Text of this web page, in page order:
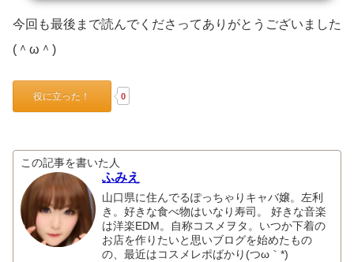
今回も最後まで読んでくださってありがとうございました
(＾ω＾)
役に立った！ 0
この記事を書いた人
ふみえ
山口県に住んでるぽっちゃりキャバ嬢。左利
き。好きな食べ物はいなり寿司。 好きな音楽
は洋楽EDM。自称コスメヲタ。いつか下着の
お店を作りたいと思いブログを始めたもの
の、最近はコスメレポばかり(つω｀*)